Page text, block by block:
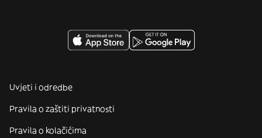
Uvjeti i odredbe
Pravila o zaštiti privatnosti
Pravila o kolačićima